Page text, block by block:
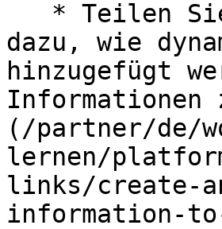
dazu, wie
hinzugefügt
(/partner/de/
lernen/
links/create-
information-